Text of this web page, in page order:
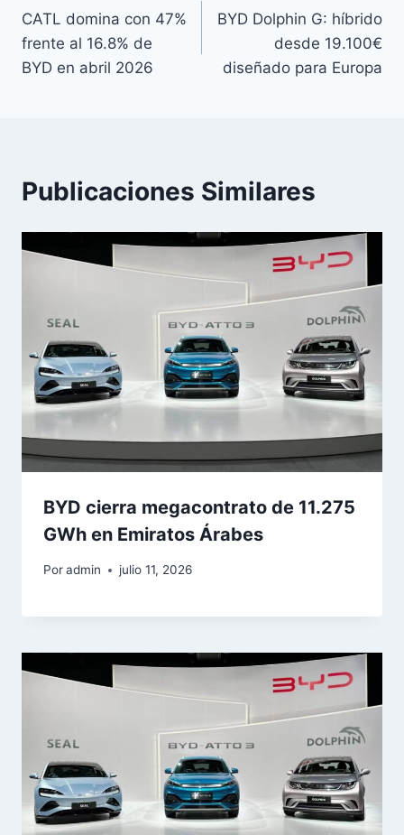
de
entradas
CATL domina con 47%
frente al 16.8% de
BYD en abril 2026
BYD Dolphin G: híbrido
desde 19.100€
diseñado para Europa
Publicaciones Similares
BYD cierra megacontrato de 11.275
GWh en Emiratos Árabes
Poradmin julio 11, 2026